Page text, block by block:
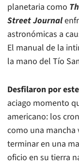
planetaria como
Street Journal
astronómicas a
El manual de la
la mano del Tío
Desfilaron por
aciago momento
americano: los
como una mancha
terminar en una
oficio en su tierra